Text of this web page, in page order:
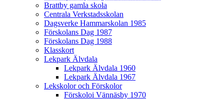
Brattby gamla skola
Centrala Verkstadsskolan
Dagsverke Hammarskolan 1985
Förskolans Dag 1987
Förskolans Dag 1988
Klasskort
Lekpark Älvdala
Lekpark Älvdala 1960
Lekpark Älvdala 1967
Lekskolor och Förskolor
Förskoloi Vännäsby 1970